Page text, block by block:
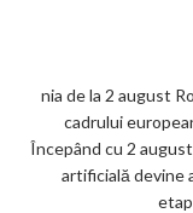
nia de la 2 august
cadrului
Începând cu 2
artificială devine